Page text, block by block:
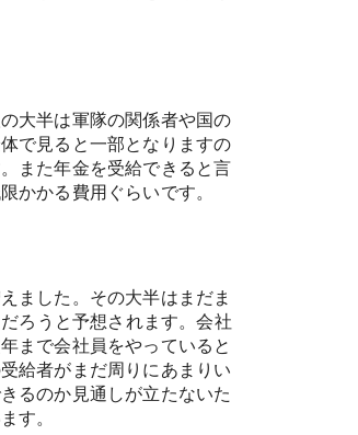
大半は軍隊の関係者や国の
で見ると一部となりますの
また年金を受給できると言
かかる費用ぐらいです。
ました。その大半はまだま
ろうと予想されます。会社
まで会社員をやっていると
給者がまだ周りにあまりい
るのか見通しが立たないた
す。